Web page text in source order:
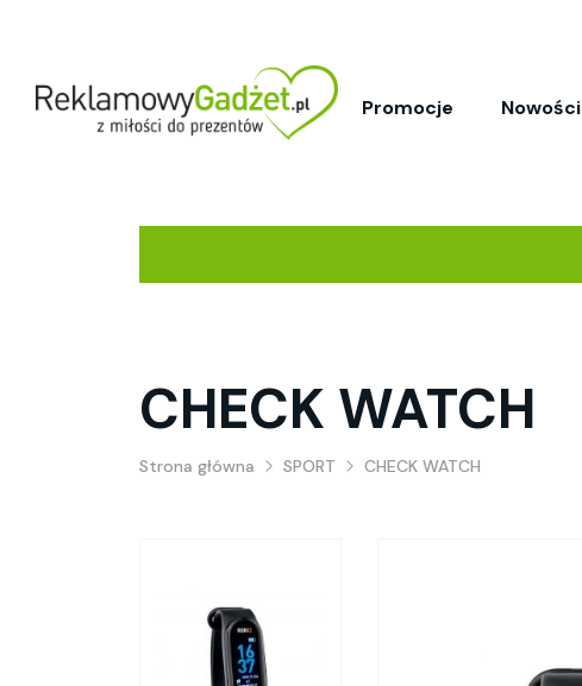
Promocje Nowości
CHECK WATCH
Strona główna SPORT CHECK WATCH